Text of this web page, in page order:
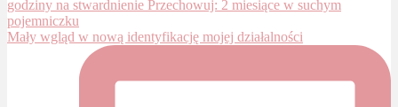
Mały wgląd w nową identyfikację mojej działalności